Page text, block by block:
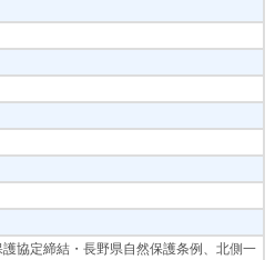
協定締結・長野県自然保護条例、北側一